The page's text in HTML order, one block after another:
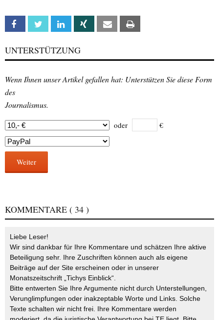
Facebook Twitter Linkedin Xing Email
UNTERSTÜTZUNG
Wenn Ihnen unser Artikel gefallen hat: Unterstützen Sie diese Form
des
Journalismus.
oder €
Weiter
KOMMENTARE ( 34 )
Liebe Leser!
Wir sind dankbar für Ihre Kommentare und schätzen Ihre aktive
Beteiligung sehr. Ihre Zuschriften können auch als eigene
Beiträge auf der Site erscheinen oder in unserer
Monatszeitschrift „Tichys Einblick“.
Bitte entwerten Sie Ihre Argumente nicht durch Unterstellungen,
Verunglimpfungen oder inakzeptable Worte und Links. Solche
Texte schalten wir nicht frei. Ihre Kommentare werden